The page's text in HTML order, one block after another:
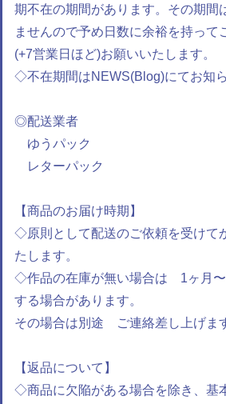
期不在の期間があります。その期間
ませんので予め日数に余裕を持って
(+7営業日ほど)お願いいたします。
◇不在期間はNEWS(Blog)にてお知ら
◎配送業者
ゆうパック
レターパック
【商品のお届け時期】
◇原則として配送のご依頼を受けて
たします。
◇作品の在庫が無い場合は 1ヶ月〜
する場合があります。
その場合は別途 ご連絡差し上げま
【返品について】
◇商品に欠陥がある場合を除き、基